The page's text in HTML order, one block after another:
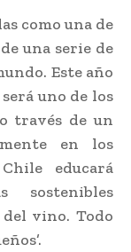
como una de
una serie de
Este año
uno de los
través de un
en los
educará
vino. Todo